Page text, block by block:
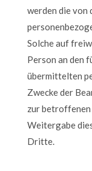
werden die
Solche auf
Person an den
übermittelten
Zwecke der
zur
Weitergabe
Dritte.